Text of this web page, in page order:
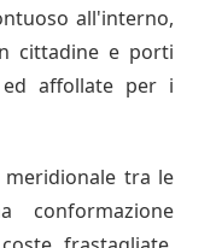
all'interno,
cittadine e porti
ed affollate per i
tra le
conformazione